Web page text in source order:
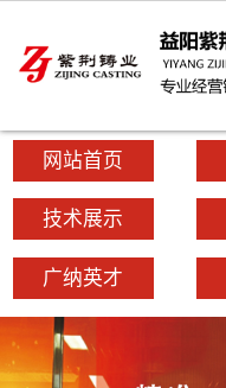
网站首页
技术展示
广纳英才